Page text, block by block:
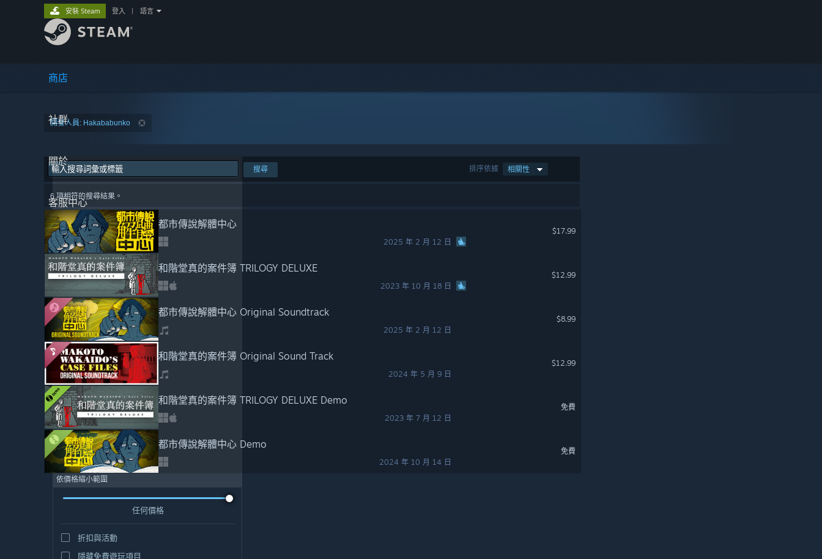
商店
社群
關於
客服中心
安裝 Steam 登入 語言
開發人員: Hakababunko
排序依據 相關性
搜尋
6 項相符的搜尋結果。
都市傳說解體中心
2025 年 2 月 12 日
$17.99
和階堂真的案件簿 TRILOGY DELUXE
2023 年 10 月 18 日
$12.99
都市傳說解體中心 Original Soundtrack
2025 年 2 月 12 日
$8.99
和階堂真的案件簿 Original Sound Track
2024 年 5 月 9 日
$12.99
和階堂真的案件簿 TRILOGY DELUXE Demo
2023 年 7 月 12 日
免費
都市傳說解體中心 Demo
2024 年 10 月 14 日
免費
依價格縮小範圍
任何價格
折扣與活動
隱藏免費遊玩項目